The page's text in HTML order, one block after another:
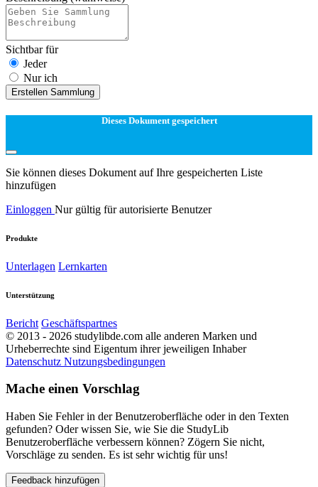
Sichtbar für
Jeder
Nur ich
Erstellen Sammlung
Dieses Dokument gespeichert
Sie können dieses Dokument auf Ihre gespeicherten Liste
hinzufügen
Einloggen Nur gültig für autorisierte Benutzer
Produkte
Unterlagen Lernkarten
Unterstützung
Bericht Geschäftspartnes
© 2013 - 2026 studylibde.com alle anderen Marken und
Urheberrechte sind Eigentum ihrer jeweiligen Inhaber
Datenschutz Nutzungsbedingungen
Mache einen Vorschlag
Haben Sie Fehler in der Benutzeroberfläche oder in den Texten
gefunden? Oder wissen Sie, wie Sie die StudyLib
Benutzeroberfläche verbessern können? Zögern Sie nicht,
Vorschläge zu senden. Es ist sehr wichtig für uns!
Feedback hinzufügen